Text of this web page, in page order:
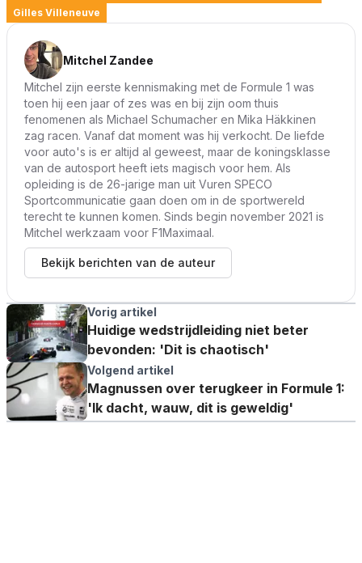
Gilles Villeneuve
Mitchel Zandee
Mitchel zijn eerste kennismaking met de Formule 1 was
toen hij een jaar of zes was en bij zijn oom thuis
fenomenen als Michael Schumacher en Mika Häkkinen
zag racen. Vanaf dat moment was hij verkocht. De liefde
voor auto's is er altijd al geweest, maar de koningsklasse
van de autosport heeft iets magisch voor hem. Als
opleiding is de 26-jarige man uit Vuren SPECO
Sportcommunicatie gaan doen om in de sportwereld
terecht te kunnen komen. Sinds begin november 2021 is
Mitchel werkzaam voor F1Maximaal.
Bekijk berichten van de auteur
Vorig artikel
Huidige wedstrijdleiding niet beter
bevonden: 'Dit is chaotisch'
Volgend artikel
Magnussen over terugkeer in Formule 1:
'Ik dacht, wauw, dit is geweldig'